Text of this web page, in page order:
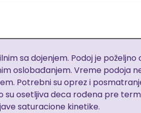
sa dojenjem. Podoj je
oslobađanjem. Vreme
Potrebni su oprez i
su osetljiva deca rođena pre
saturacione kinetike.